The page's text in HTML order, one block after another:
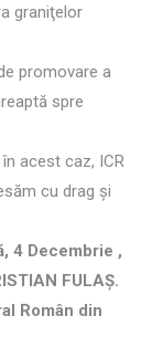
graniţelor
promovare a
spre
acest caz, ICR
cu drag şi
4 Decembrie ,
FULAŞ.
Român din